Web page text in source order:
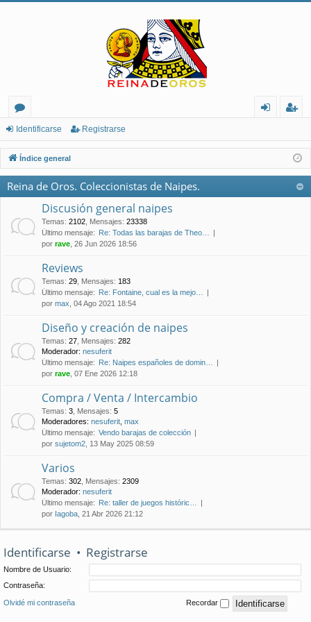
or
os
nt
ifi
ist
ra
Identificarse Registrarse
Índice general
Reina de Oros. Coleccionistas de Naipes.
Discusión general naipes
Temas: 2102 Mensajes: 23338
Último mensaje: Re: Todas las barajas de Theo…
por rave , 26 Jun 2026 18:56
Reviews
Temas: 29 Mensajes: 183
Último mensaje: Re: Fontaine, cual es la mejo…
por max , 04 Ago 2021 18:54
Diseño y creación de naipes
Temas: 27 Mensajes: 282
Moderador: nesuferit
Último mensaje: Re: Naipes españoles de domin…
por rave , 07 Ene 2026 12:18
Compra / Venta / Intercambio
Temas: 3 Mensajes: 5
Moderadores: nesuferit max
Último mensaje: Vendo barajas de colección
por sujetom2 , 13 May 2025 08:59
Varios
Temas: 302 Mensajes: 2309
Moderador: nesuferit
Último mensaje: Re: taller de juegos históric…
por Iagoba , 21 Abr 2026 21:12
Identificarse • Registrarse
Nombre de Usuario:
Contraseña:
Olvidé mi contraseña Recordar